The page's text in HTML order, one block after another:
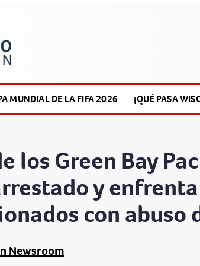
MUNDIAL DE LA FIFA 2026 ¡QUÉ PASA
los Green Bay
y
con abuso
Newsroom